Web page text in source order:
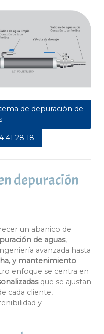
de depuración de
41 28 18
depuración
un abanico de
de aguas,
avanzada hasta
y mantenimiento
enfoque se centra en
que se ajustan
cada cliente,
y